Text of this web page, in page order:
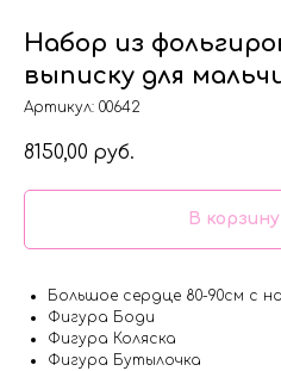
Набор из
выписку для
Артикул: 00642
8150,00 руб.
В корзину
Большое сердце 80-90см с
Фигура Боди
Фигура Коляска
Фигура Бутылочка